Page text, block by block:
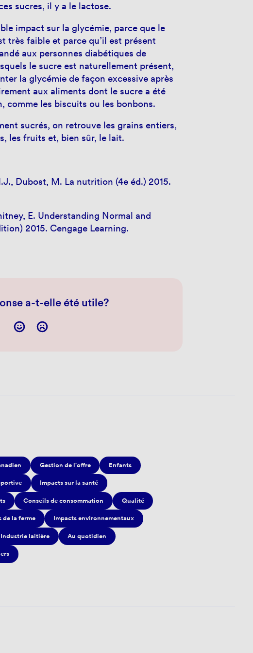
sucres, il y a le lactose.
impact sur la glycémie, parce que le
très faible et parce qu’il est présent
aux personnes diabétiques de
le sucre est naturellement présent,
la glycémie de façon excessive après
aux aliments dont le sucre a été
comme les biscuits ou les bonbons.
sucrés, on retrouve les grains entiers,
les fruits et, bien sûr, le lait.
Dubost, M. La nutrition (4e éd.) 2015.
E. Understanding Normal and
2015. Cengage Learning.
a-t-elle été utile?
Gestion de l'offre Enfants
Impacts sur la santé
Conseils de consommation Qualité
de la ferme Impacts environnementaux
Industrie laitière Au quotidien